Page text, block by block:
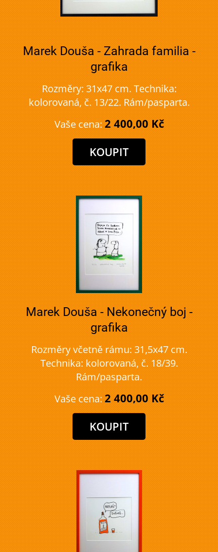
Marek Douša - Zahrada familia -
grafika
Rozměry: 31x47 cm. Technika:
kolorovaná, č. 13/22. Rám/pasparta.
Vaše cena: 2 400,00 Kč
Marek Douša - Nekonečný boj -
grafika
Rozměry včetně rámu: 31,5x47 cm.
Technika: kolorovaná, č. 18/39.
Rám/pasparta.
Vaše cena: 2 400,00 Kč